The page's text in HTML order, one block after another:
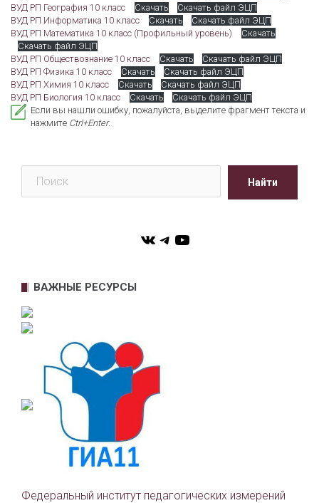
ВУД РП География 10 класс
Скачать
Скачать файл ЭЦП
ВУД РП Информатика 10 класс
Скачать
Скачать файл ЭЦП
ВУД РП Математика 10 класс (Профильный уровень)
Скачать
Скачать файл ЭЦП
ВУД РП Обществознание 10 класс
Скачать
Скачать файл ЭЦП
ВУД РП Физика 10 класс
Скачать
Скачать файл ЭЦП
ВУД РП Химия 10 класс
Скачать
Скачать файл ЭЦП
ВУД РП Биология 10 класс
Скачать
Скачать файл ЭЦП
Если вы нашли ошибку, пожалуйста, выделите фрагмент текста и
нажмите Ctrl+Enter.
Найти
VKTelegram
YouTube
ВАЖНЫЕ РЕСУРСЫ
Федеральный институт педагогических измерений